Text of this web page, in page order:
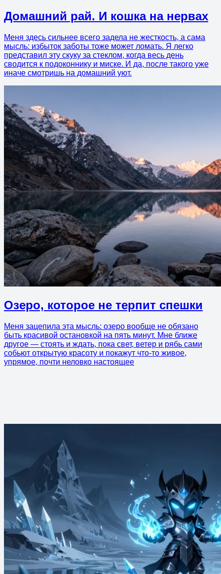
Домашний рай. И кошка на нервах
Меня здесь сильнее всего задела не жесткость, а сама
мысль: избыток заботы тоже может ломать. Я легко
представил эту скуку за стеклом, когда весь день
сводится к подоконнику и миске. И да, после такого уже
иначе смотришь на домашний уют.
Озеро, которое не терпит спешки
Меня зацепила эта мысль: озеро вообще не обязано
быть красивой остановкой на пять минут. Мне ближе
другое — стоять и ждать, пока свет, ветер и рябь сами
собьют открытую красоту и покажут что-то живое,
упрямое, почти неловко настоящее